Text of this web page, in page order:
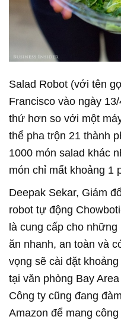
Salad Robot (với tên
Francisco vào ngày
thứ hơn so với một
thể pha trộn 21 thành
1000 món salad khác
món chỉ mất khoảng 1
Deepak Sekar, Giám
robot tự động
là cung cấp cho
ăn nhanh, an toàn và
vọng sẽ cài đặt
tại văn phòng Bay
Công ty cũng đang
Amazon để mang